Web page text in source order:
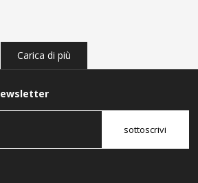
Carica di più
sottoscrivi